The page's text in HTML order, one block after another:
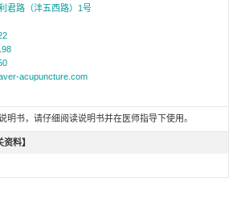
君路（沣五西路）1号
acupuncture.com
明书，请仔细阅读说明书并在医师指导下使用。
料】